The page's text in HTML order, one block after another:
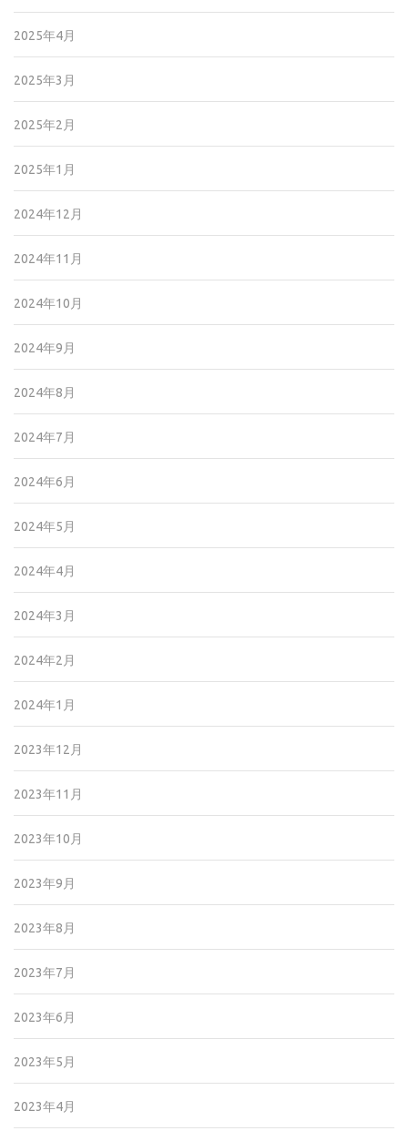
2025年4月
2025年3月
2025年2月
2025年1月
2024年12月
2024年11月
2024年10月
2024年9月
2024年8月
2024年7月
2024年6月
2024年5月
2024年4月
2024年3月
2024年2月
2024年1月
2023年12月
2023年11月
2023年10月
2023年9月
2023年8月
2023年7月
2023年6月
2023年5月
2023年4月